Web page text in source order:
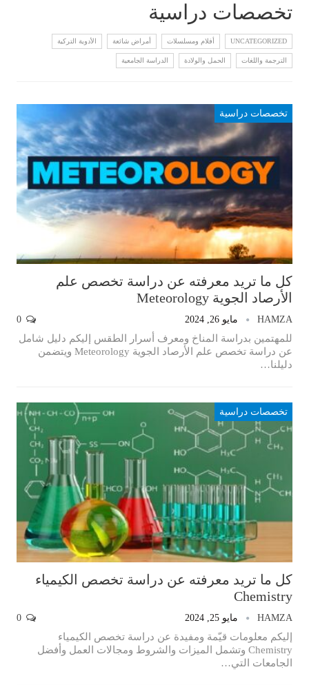
تخصصات دراسية
UNCATEGORIZED أفلام ومسلسلات أمراض شائعة الأدوية التركية
الترجمة واللغات الحمل والولادة الدراسة الجامعية
تخصصات دراسية
كل ما تريد معرفته عن دراسة تخصص علم
الأرصاد الجوية Meteorology
HAMZA مايو 26, 2024
للمهتمين بدراسة المناخ ومعرف أسرار الطقس إليكم دليل شامل
عن دراسة تخصص علم الأرصاد الجوية Meteorology ويتضمن
دليلنا…
تخصصات دراسية
كل ما تريد معرفته عن دراسة تخصص الكيمياء
Chemistry
HAMZA مايو 25, 2024
إليكم معلومات قيّمة ومفيدة عن دراسة تخصص الكيمياء
Chemistry وتشمل الميزات والشروط ومجالات العمل وأفضل
الجامعات التي…